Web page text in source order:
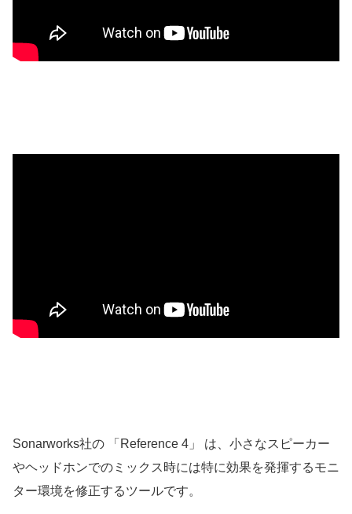
Sonarworks社の 「Reference 4」 は、小さなスピーカー
やヘッドホンでのミックス時には特に効果を発揮するモニ
ター環境を修正するツールです。